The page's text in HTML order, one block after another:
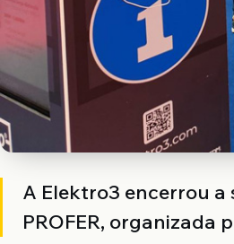
A Elektro3 encerrou a
PROFER, organizada